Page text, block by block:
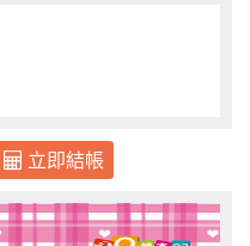
立即結帳